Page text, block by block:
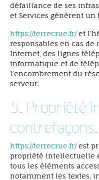
défaillance de ses
et Services génèrent
https://terrecrue.fr/et
responsables en cas
Internet, des lignes
informatique et de
l’encombrement du
serveur.
5. Propriété
contrefaçons.
https://terrecrue.fr/est
propriété intellectuelle
tous les éléments
notamment les textes,